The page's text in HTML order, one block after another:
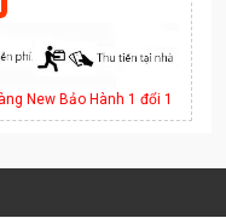
New Bảo Hành 1 đổi 1